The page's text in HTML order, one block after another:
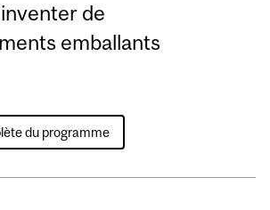
de
emballants
du programme